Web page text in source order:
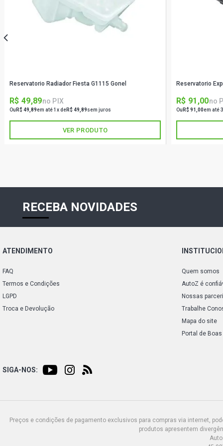
Reservatorio Radiador Fiesta G1115 Gonel
R$ 49,89no PIX
Ou R$ 49,89em até 1x deR$ 49,89sem juros
VER PRODUTO
Reservatorio
R$ 91,00no
Ou R$ 91,00em até
RECEBA NOVIDADES
ATENDIMENTO
FAQ
Termos e Condições
LGPD
Troca e Devolução
Quem somos
AutoZ é
Nossas
Trabalhe
Mapa do site
Portal de
SIGA-NOS:
Preços e condições de pagamento exclusivos para compras via internet,
produtos apresentem